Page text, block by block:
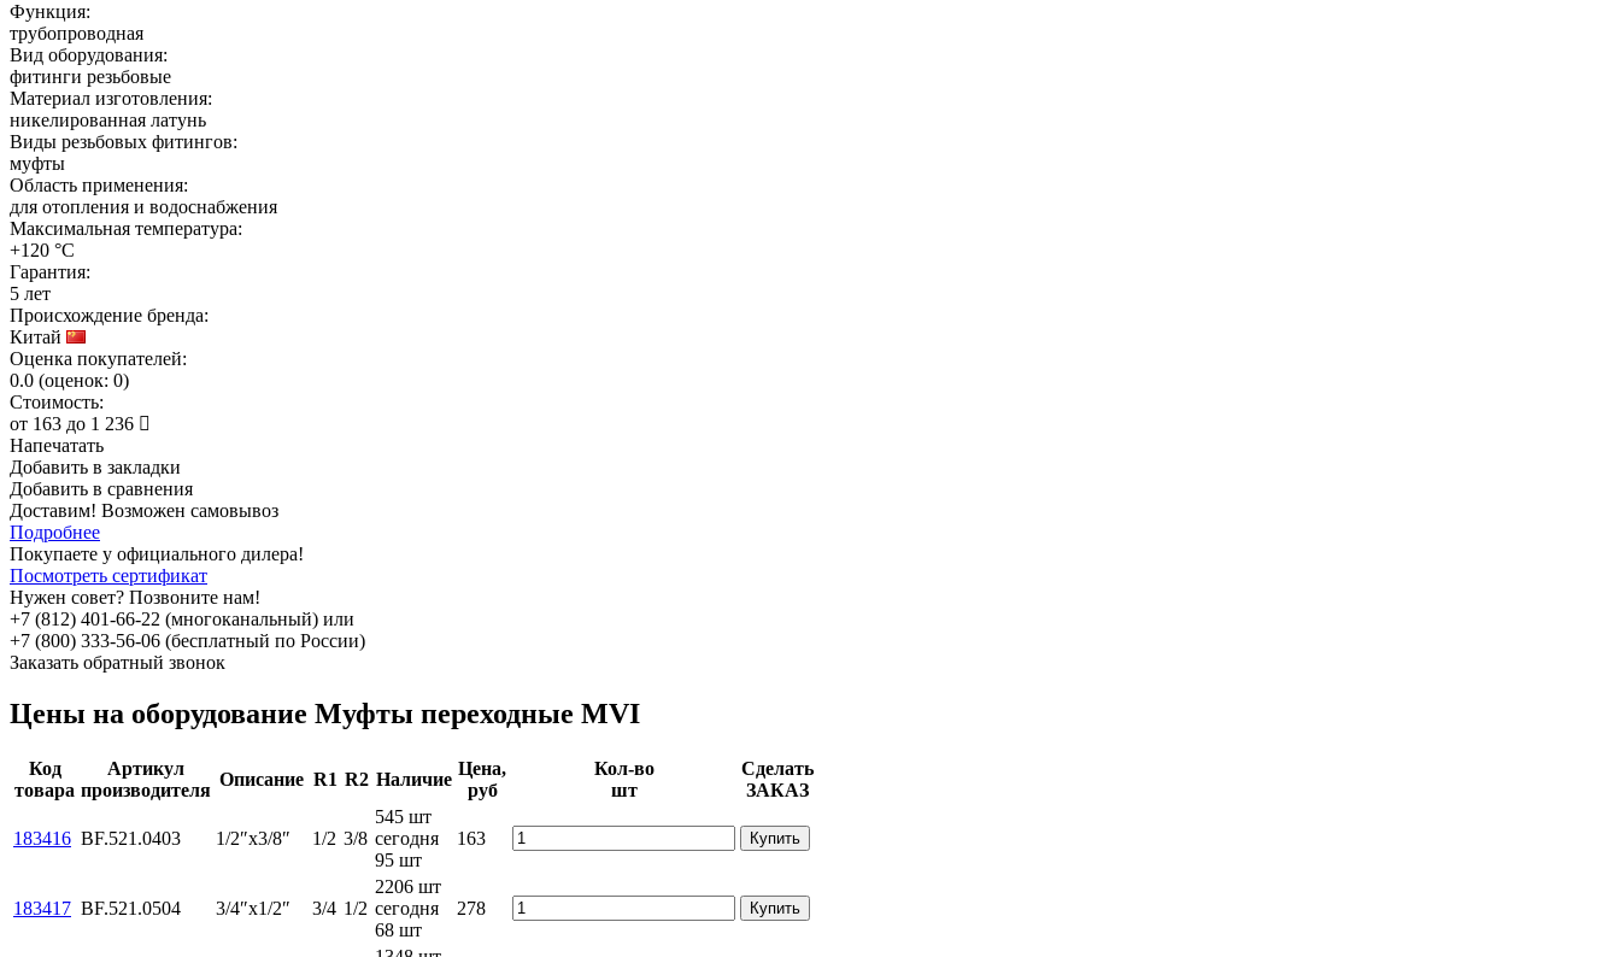
Функция:
трубопроводная
Вид оборудования:
фитинги резьбовые
Материал изготовления:
никелированная латунь
Виды резьбовых фитингов:
муфты
Область применения:
для отопления и водоснабжения
Максимальная температура:
+120 °C
Гарантия:
5 лет
Происхождение бренда:
Китай
Оценка покупателей:
0.0 (оценок: 0)
Стоимость:
от 163 до 1 236
Напечатать
Добавить в закладки
Добавить в сравнения
Доставим! Возможен самовывоз
Подробнее
Покупаете у официального дилера!
Посмотреть сертификат
Нужен совет? Позвоните нам!
+7 (812) 401-66-22 (многоканальный) или
+7 (800) 333-56-06 (бесплатный по России)
Заказать обратный звонок
Цены на оборудование Муфты переходные MVI
Код
товара
Артикул
производителя
Описание R1 R2 Наличие
Цена,
руб
Кол-во
шт
Сделать
ЗАКАЗ
183416 BF.521.0403 1/2″х3/8″ 1/2 3/8
545 шт
сегодня
95 шт
163 Купить
183417 BF.521.0504 3/4″х1/2″ 3/4 1/2
2206 шт
сегодня
68 шт
278 Купить